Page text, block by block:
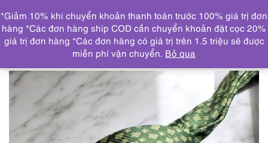
DANH MỤC
Trang chủ KHĂN, CÀ VẠT CRAVAT/CÀ VẠT
3781-
Caravat-GIORGIO ARMANI silk tie 9.5cm-Khá mới
*Giảm 10% khi chuyển khoản thanh toán trước 100% giá trị đơn
hàng *Các đơn hàng ship COD cần chuyển khoản đặt cọc 20%
giá trị đơn hàng *Các đơn hàng có giá trị trên 1.5 triệu sẽ được
miễn phí vận chuyển. Bỏ qua